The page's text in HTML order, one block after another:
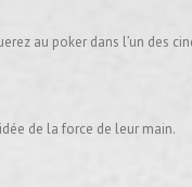
au poker dans l’un des
de la force de leur main.